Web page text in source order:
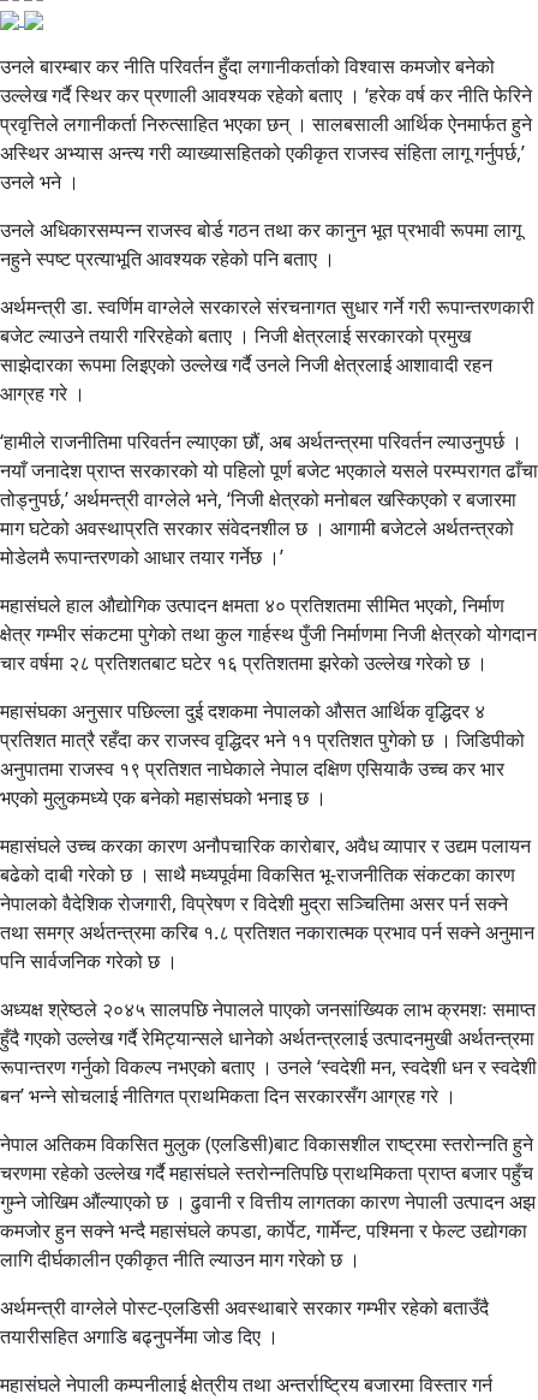
उनले बारम्बार कर नीति परिवर्तन हुँदा लगानीकर्ताको विश्वास कमजोर बनेको
उल्लेख गर्दै स्थिर कर प्रणाली आवश्यक रहेको बताए । ‘हरेक वर्ष कर नीति फेरिने
प्रवृत्तिले लगानीकर्ता निरुत्साहित भएका छन् । सालबसाली आर्थिक ऐनमार्फत हुने
अस्थिर अभ्यास अन्त्य गरी व्याख्यासहितको एकीकृत राजस्व संहिता लागू गर्नुपर्छ,’
उनले भने ।
उनले अधिकारसम्पन्न राजस्व बोर्ड गठन तथा कर कानुन भूत प्रभावी रूपमा लागू
नहुने स्पष्ट प्रत्याभूति आवश्यक रहेको पनि बताए ।
अर्थमन्त्री डा. स्वर्णिम वाग्लेले सरकारले संरचनागत सुधार गर्ने गरी रूपान्तरणकारी
बजेट ल्याउने तयारी गरिरहेको बताए । निजी क्षेत्रलाई सरकारको प्रमुख
साझेदारका रूपमा लिइएको उल्लेख गर्दै उनले निजी क्षेत्रलाई आशावादी रहन
आग्रह गरे ।
‘हामीले राजनीतिमा परिवर्तन ल्याएका छौं, अब अर्थतन्त्रमा परिवर्तन ल्याउनुपर्छ ।
नयाँ जनादेश प्राप्त सरकारको यो पहिलो पूर्ण बजेट भएकाले यसले परम्परागत ढाँचा
तोड्नुपर्छ,’ अर्थमन्त्री वाग्लेले भने, ‘निजी क्षेत्रको मनोबल खस्किएको र बजारमा
माग घटेको अवस्थाप्रति सरकार संवेदनशील छ । आगामी बजेटले अर्थतन्त्रको
मोडेलमै रूपान्तरणको आधार तयार गर्नेछ ।’
महासंघले हाल औद्योगिक उत्पादन क्षमता ४० प्रतिशतमा सीमित भएको, निर्माण
क्षेत्र गम्भीर संकटमा पुगेको तथा कुल गार्हस्थ पुँजी निर्माणमा निजी क्षेत्रको योगदान
चार वर्षमा २८ प्रतिशतबाट घटेर १६ प्रतिशतमा झरेको उल्लेख गरेको छ ।
महासंघका अनुसार पछिल्ला दुई दशकमा नेपालको औसत आर्थिक वृद्धिदर ४
प्रतिशत मात्रै रहँदा कर राजस्व वृद्धिदर भने ११ प्रतिशत पुगेको छ । जिडिपीको
अनुपातमा राजस्व १९ प्रतिशत नाघेकाले नेपाल दक्षिण एसियाकै उच्च कर भार
भएको मुलुकमध्ये एक बनेको महासंघको भनाइ छ ।
महासंघले उच्च करका कारण अनौपचारिक कारोबार, अवैध व्यापार र उद्यम पलायन
बढेको दाबी गरेको छ । साथै मध्यपूर्वमा विकसित भू-राजनीतिक संकटका कारण
नेपालको वैदेशिक रोजगारी, विप्रेषण र विदेशी मुद्रा सञ्चितिमा असर पर्न सक्ने
तथा समग्र अर्थतन्त्रमा करिब १.८ प्रतिशत नकारात्मक प्रभाव पर्न सक्ने अनुमान
पनि सार्वजनिक गरेको छ ।
अध्यक्ष श्रेष्ठले २०४५ सालपछि नेपालले पाएको जनसांख्यिक लाभ क्रमशः समाप्त
हुँदै गएको उल्लेख गर्दै रेमिट्यान्सले धानेको अर्थतन्त्रलाई उत्पादनमुखी अर्थतन्त्रमा
रूपान्तरण गर्नुको विकल्प नभएको बताए । उनले ‘स्वदेशी मन, स्वदेशी धन र स्वदेशी
बन’ भन्ने सोचलाई नीतिगत प्राथमिकता दिन सरकारसँग आग्रह गरे ।
नेपाल अतिकम विकसित मुलुक (एलडिसी)बाट विकासशील राष्ट्रमा स्तरोन्नति हुने
चरणमा रहेको उल्लेख गर्दै महासंघले स्तरोन्नतिपछि प्राथमिकता प्राप्त बजार पहुँच
गुम्ने जोखिम औंल्याएको छ । ढुवानी र वित्तीय लागतका कारण नेपाली उत्पादन अझ
कमजोर हुन सक्ने भन्दै महासंघले कपडा, कार्पेट, गार्मेन्ट, पश्मिना र फेल्ट उद्योगका
लागि दीर्घकालीन एकीकृत नीति ल्याउन माग गरेको छ ।
अर्थमन्त्री वाग्लेले पोस्ट-एलडिसी अवस्थाबारे सरकार गम्भीर रहेको बताउँदै
तयारीसहित अगाडि बढ्नुपर्नेमा जोड दिए ।
महासंघले नेपाली कम्पनीलाई क्षेत्रीय तथा अन्तर्राष्ट्रिय बजारमा विस्तार गर्न